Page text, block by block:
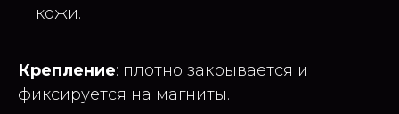
кожи.
Крепление: плотно закрывается и
фиксируется на магниты.